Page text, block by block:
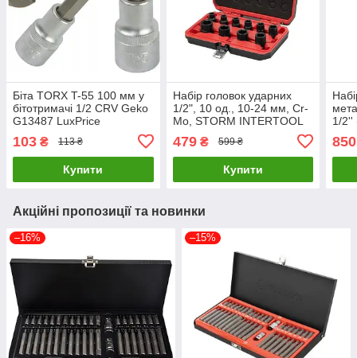
Біта TORX T-55 100 мм у
бітотримачі 1/2 CRV Geko
G13487 LuxPrice
103 ₴ 113 ₴
Купити
Набір головок ударних
1/2", 10 од., 10-24 мм, Cr-
Mo, STORM INTERTOOL
479₴ 599 ₴
Купити
1/2''
850
Акційні пропозиції та новинки
–16% –15%